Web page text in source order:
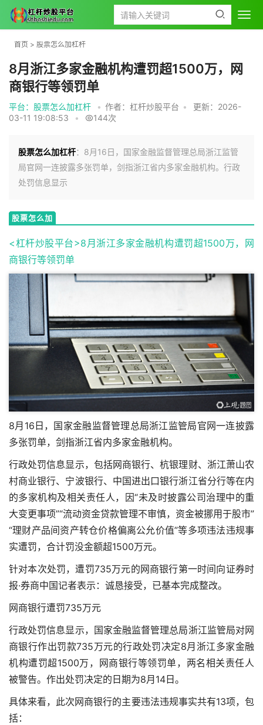
首页 > 股票怎么加杠杆
8月浙江多家金融机构遭罚超1500万，网
商银行等领罚单
平台：股票怎么加杠杆 • 作者：杠杆炒股平台 •
更新：2026-
03-11 19:08:53
• 144次
股票怎么加杠杆：8月16日，国家金融监督管理总局浙江监管
局官网一连披露多张罚单，剑指浙江省内多家金融机构。行政
处罚信息显示
股票怎么加
<杠杆炒股平台>8月浙江多家金融机构遭罚超1500万，网
商银行等领罚单
8月16日，国家金融监督管理总局浙江监管局官网一连披露
多张罚单，剑指浙江省内多家金融机构。
行政处罚信息显示，包括网商银行、杭银理财、浙江萧山农
村商业银行、宁波银行、中国进出口银行浙江省分行等在内
的多家机构及相关责任人，因“未及时披露公司治理中的重
大变更事项”“流动资金贷款管理不审慎，资金被挪用于股市”
“理财产品间资产转仓价格偏离公允价值”等多项违法违规事
实遭罚，合计罚没金额超1500万元。
针对本次处罚，遭罚735万元的网商银行第一时间向证券时
报·券商中国记者表示：诚恳接受，已基本完成整改。
网商银行遭罚735万元
行政处罚信息显示，国家金融监督管理总局浙江监管局对网
商银行作出罚款735万元的行政处罚决定8月浙江多家金融
机构遭罚超1500万，网商银行等领罚单，两名相关责任人
被警告。作出处罚决定的日期为8月14日。
具体来看，此次网商银行的主要违法违规事实共有13项，包
括：